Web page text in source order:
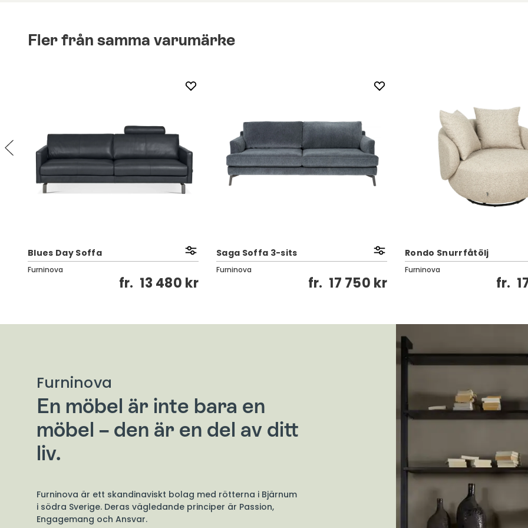
Fler från samma varumärke
Blues Day Soffa
Furninova
fr. 13 480 kr
Saga Soffa 3-sits
Furninova
fr. 17 750 kr
Rondo Snurrfåtölj
Furninova
fr.
Furninova
En möbel är inte bara en
möbel – den är en del av ditt
liv.
Furninova är ett skandinaviskt bolag med rötterna i Bjärnum
i södra Sverige. Deras vägledande principer är Passion,
Engagemang och Ansvar.